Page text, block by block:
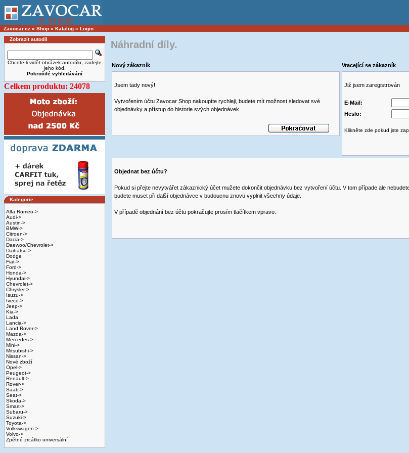
Zavocar.cz » Shop » Katalog » Login
Zobrazit autodíl
Chcete-li vidět obrázek autodílu, zadejte
jeho kód.
Pokročilé vyhledávání
Celkem produktu: 24078
Kategorie
Alfa Romeo->
Audi->
Austin->
BMW->
Citroen->
Dacia->
Daewoo/Chevrolet->
Daihatsu->
Dodge
Fiat->
Ford->
Honda->
Hyundai->
Chevrolet->
Chrysler->
Isuzu->
Iveco->
Jeep->
Kia->
Lada
Lancia->
Land Rover->
Mazda->
Mercedes->
Mini->
Mitsubishi->
Nissan->
Nové zboží
Opel->
Peugeot->
Renault->
Rover->
Saab->
Seat->
Skoda->
Smart->
Subaru->
Suzuki->
Toyota->
Volkswagen->
Volvo->
Zpětné zrcátko universální
Náhradní díly.
Nový zákazník Vracející se zákazník
Jsem tady nový!
Vytvořením účtu Zavocar Shop nakoupíte rychleji, budete mít možnost sledovat své
objednávky a přístup do historie svých objednávek.
Již jsem zaregistrován
E-Mail:
Heslo:
Klikněte zde pokud jste
Objednat bez účtu?
Pokud si přejte nevytvářet zákaznický účet mužete dokončit objednávku bez vytvoření účtu. V tom případe ale
budete muset při další objednávce v budoucnu znovu vyplnit všechny údaje.
V případě objednání bez účtu pokračujte prosím tlačítkem vpravo.